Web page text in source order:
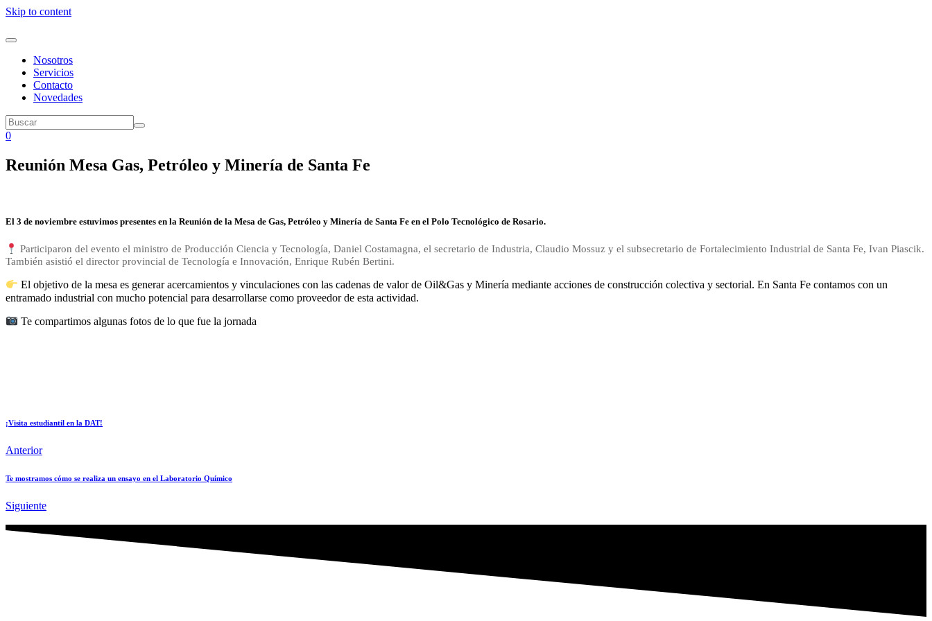
Skip to content
Nosotros
Servicios
Contacto
Novedades
0
Reunión Mesa Gas, Petróleo y Minería de Santa Fe
El 3 de noviembre estuvimos presentes en la Reunión de la Mesa de Gas, Petróleo y Minería de Santa Fe en el Polo Tecnológico de Rosario.
Participaron del evento el ministro de Producción Ciencia y Tecnología, Daniel Costamagna, el secretario de Industria, Claudio Mossuz y el subsecretario de Fortalecimiento Industrial de Santa Fe, Ivan Piascik.
También asistió el director provincial de Tecnología e Innovación, Enrique Rubén Bertini.
El objetivo de la mesa es generar acercamientos y vinculaciones con las cadenas de valor de Oil&Gas y Minería mediante acciones de construcción colectiva y sectorial. En Santa Fe contamos con un
entramado industrial con mucho potencial para desarrollarse como proveedor de esta actividad.
Te compartimos algunas fotos de lo que fue la jornada
¡Visita estudiantil en la DAT!
Anterior
Te mostramos cómo se realiza un ensayo en el Laboratorio Químico
Siguiente